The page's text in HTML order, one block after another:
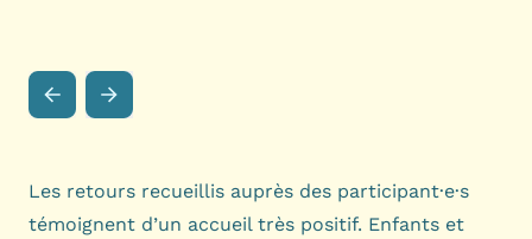
Les retours recueillis auprès des participant·e·s
témoignent d’un accueil très positif. Enfants et